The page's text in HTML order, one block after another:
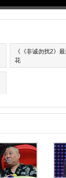
《《非诚勿扰2》
花